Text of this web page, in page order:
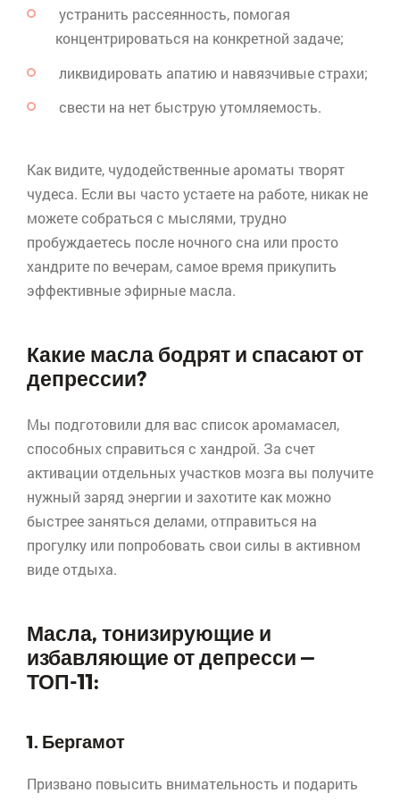
устранить рассеянность, помогая
концентрироваться на конкретной задаче;
ликвидировать апатию и навязчивые страхи;
свести на нет быструю утомляемость.
Как видите, чудодейственные ароматы творят
чудеса. Если вы часто устаете на работе, никак не
можете собраться с мыслями, трудно
пробуждаетесь после ночного сна или просто
хандрите по вечерам, самое время прикупить
эффективные эфирные масла.
Какие масла бодрят и спасают от
депрессии?
Мы подготовили для вас список аромамасел,
способных справиться с хандрой. За счет
активации отдельных участков мозга вы получите
нужный заряд энергии и захотите как можно
быстрее заняться делами, отправиться на
прогулку или попробовать свои силы в активном
виде отдыха.
Масла, тонизирующие и
избавляющие от депресси —
ТОП-11:
1. Бергамот
Призвано повысить внимательность и подарить